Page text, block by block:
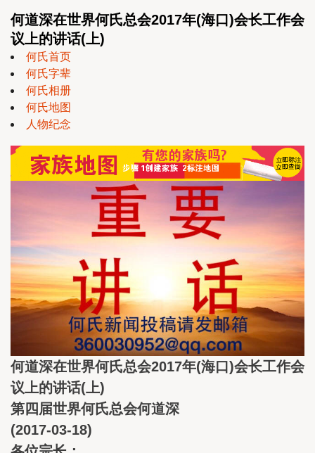
何道深在世界何氏总会2017年(海口)会长工作会
议上的讲话(上)
何氏首页
何氏字辈
何氏相册
何氏地图
人物纪念
何道深在世界何氏总会2017年(海口)会长工作会
议上的讲话(上)
第四届世界何氏总会何道深
(2017-03-18)